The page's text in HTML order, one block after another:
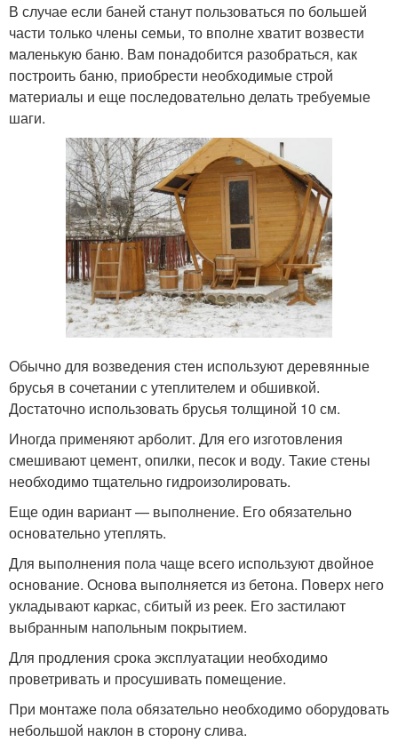
В случае если баней станут пользоваться по большей
части только члены семьи, то вполне хватит возвести
маленькую баню. Вам понадобится разобраться, как
построить баню, приобрести необходимые строй
материалы и еще последовательно делать требуемые
шаги.
Обычно для возведения стен используют деревянные
брусья в сочетании с утеплителем и обшивкой.
Достаточно использовать брусья толщиной 10 см.
Иногда применяют арболит. Для его изготовления
смешивают цемент, опилки, песок и воду. Такие стены
необходимо тщательно гидроизолировать.
Еще один вариант — выполнение. Его обязательно
основательно утеплять.
Для выполнения пола чаще всего используют двойное
основание. Основа выполняется из бетона. Поверх него
укладывают каркас, сбитый из реек. Его застилают
выбранным напольным покрытием.
Для продления срока эксплуатации необходимо
проветривать и просушивать помещение.
При монтаже пола обязательно необходимо оборудовать
небольшой наклон в сторону слива.